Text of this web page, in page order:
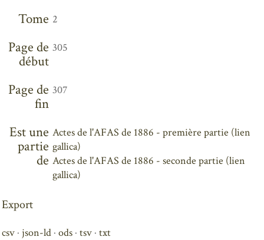
Tome 2
Page de
début
305
Page de
fin
307
Est une
partie
de
Actes de l'AFAS de 1886 - première partie (lien
gallica)
Actes de l'AFAS de 1886 - seconde partie (lien
gallica)
Export
csv json-ld ods tsv txt